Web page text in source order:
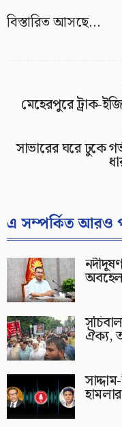
বিস্তারিত আসছে…
মেহেরপুরে ট্রাক-
সাভারের ঘরে ঢুকে
এ সম্পর্কিত আরও
ঐক্য,